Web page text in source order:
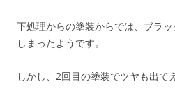
下処理からの塗装からでは、ブラ
しまったようです。
しかし、2回目の塗装でツヤも出て